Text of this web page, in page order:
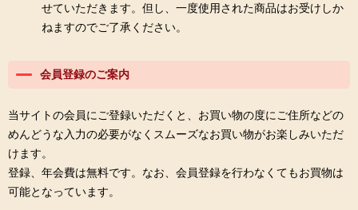
せていただきます。但し、一度使用された商品はお受けしか
ねますのでご了承ください。
会員登録のご案内
当サイトの会員にご登録いただくと、お買い物の度にご住所などの
めんどうな入力の必要がなくスムーズなお買い物がお楽しみいただ
けます。
登録、年会費は無料です。なお、会員登録を行わなくてもお買物は
可能となっています。